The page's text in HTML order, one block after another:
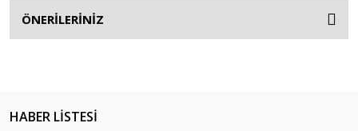
ÖNERİLERİNİZ
HABER LİSTESİ